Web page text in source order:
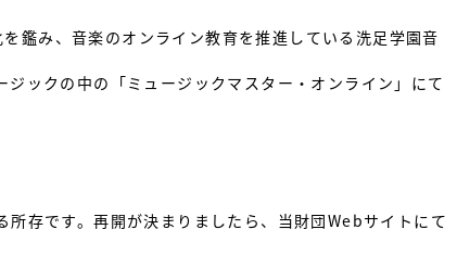
鑑み、音楽のオンライン教育を推進している洗足学園音
ックの中の「ミュージックマスター・オンライン」にて
存です。再開が決まりましたら、当財団Webサイトにて